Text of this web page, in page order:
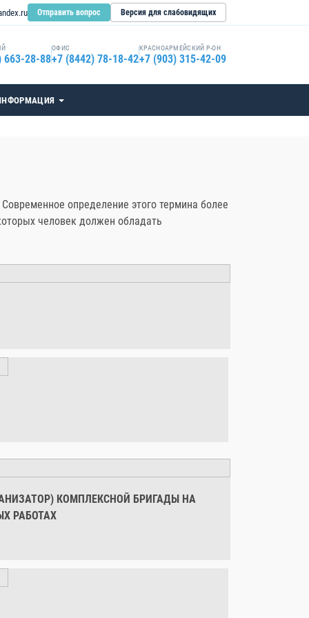
Отправить вопрос Версия для слабовидящих
663-28-88
ОФИС
+7 (8442) 78-18-42
КРАСНОАРМЕЙСКИЙ Р-ОН
+7 (903) 315-42-09
определение этого термина более
человек должен обладать
КОМПЛЕКСНОЙ БРИГАДЫ НА
РАБОТАХ